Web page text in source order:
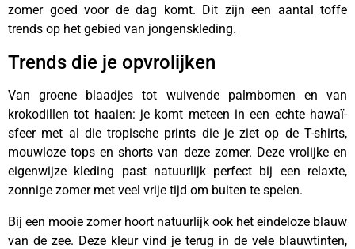
zomer goed voor de dag komt. Dit zijn een aantal toffe
trends op het gebied van jongenskleding.
Trends die je opvrolijken
Van groene blaadjes tot wuivende palmbomen en van
krokodillen tot haaien: je komt meteen in een echte hawaï-
sfeer met al die tropische prints die je ziet op de T-shirts,
mouwloze tops en shorts van deze zomer. Deze vrolijke en
eigenwijze kleding past natuurlijk perfect bij een relaxte,
zonnige zomer met veel vrije tijd om buiten te spelen.
Bij een mooie zomer hoort natuurlijk ook het eindeloze blauw
van de zee. Deze kleur vind je terug in de vele blauwtinten,